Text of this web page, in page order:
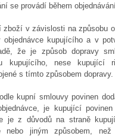
se provádí během
zboží v závislosti na způsobu
kupujícího a v
že je způsob dopravy
kupujícího, nese kupující
s tímto způsobem dopravy.
kupní smlouvy povinen
je kupující
je z důvodů na straně
nebo jiným způsobem,